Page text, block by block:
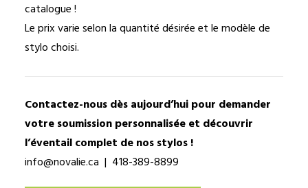
catalogue !
Le prix varie selon la quantité désirée et le modèle de
stylo choisi.
Contactez-nous dès aujourd’hui pour demander
votre soumission personnalisée et découvrir
l’éventail complet de nos stylos !
info@novalie.ca | 418-389-8899